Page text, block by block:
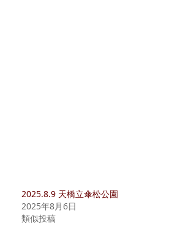
2025.8.9 天橋立傘松公園
2025年8月6日
類似投稿